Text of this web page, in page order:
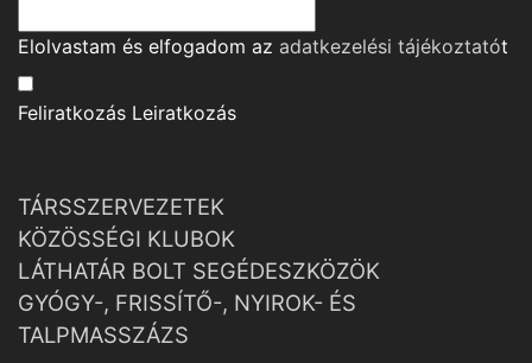
Elolvastam és elfogadom az adatkezelési tájékoztatót
Feliratkozás Leiratkozás
TÁRSSZERVEZETEK
KÖZÖSSÉGI KLUBOK
LÁTHATÁR BOLT SEGÉDESZKÖZÖK
GYÓGY-, FRISSÍTŐ-, NYIROK- ÉS
TALPMASSZÁZS